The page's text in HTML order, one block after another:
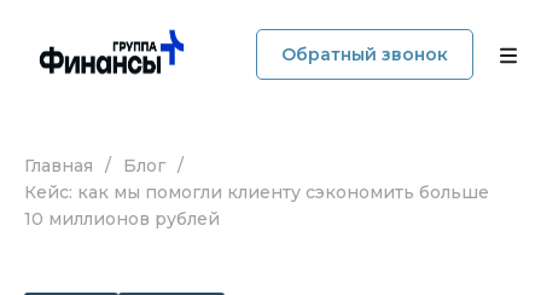
Обратный звонок
О компании
Главная / Блог /
Кейс: как мы помогли клиенту сэкономить больше
10 миллионов рублей